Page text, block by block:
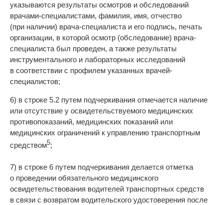
указываются результаты осмотров и обследований
врачами-специалистами, фамилия, имя, отчество
(при наличии) врача-специалиста и его подпись, печать
организации, в которой осмотр (обследование) врача-
специалиста был проведен, а также результаты
инструментального и лабораторных исследований
в соответствии с профилем указанных врачей-
специалистов;
6) в строке 5.2 путем подчеркивания отмечается наличие
или отсутствие у освидетельствуемого медицинских
противопоказаний, медицинских показаний или
медицинских ограничений к управлению транспортным
средством5;
7) в строке 6 путем подчеркивания делается отметка
о проведении обязательного медицинского
освидетельствования водителей транспортных средств
в связи с возвратом водительского удостоверения после